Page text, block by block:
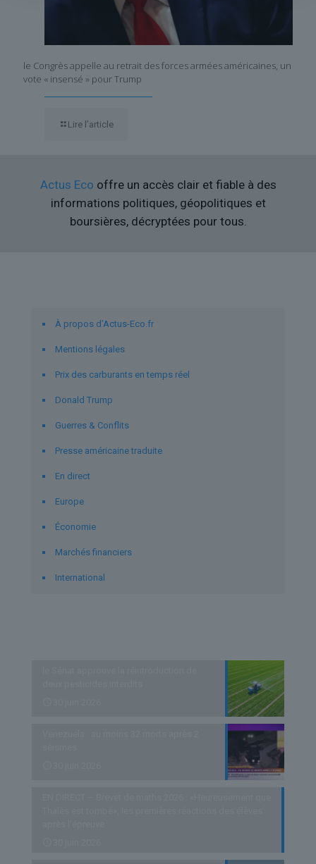
le Congrès appelle au retrait des forces armées américaines, un
vote « insensé » pour Trump
Lire l’article
Actus Eco offre un accès clair et fiable à des
informations politiques, géopolitiques et
boursières, décryptées pour tous.
À propos d’Actus-Eco.fr
Mentions légales
Prix des carburants en temps réel
Donald Trump
Guerres & Conflits
Presse américaine traduite
En direct
Europe
Économie
Marchés financiers
International